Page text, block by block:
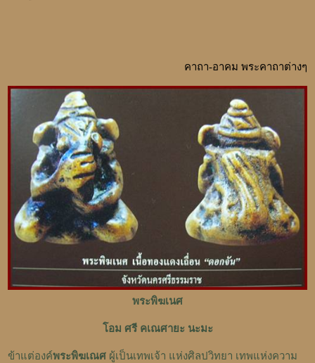
คาถา-อาคม พระคาถาต่างๆ
พระพิฆเนศ
โอม ศรี คเณศายะ นะมะ
ข้าแต่องค์พระพิฆเณศ ผู้เป็นเทพเจ้า แห่งศิลปวิทยา เทพแห่งความ